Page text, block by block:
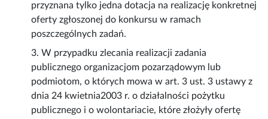
przyznana tylko jedna dotacja na realizację konkretnej
oferty zgłoszonej do konkursu w ramach
poszczególnych zadań.
3. W przypadku zlecania realizacji zadania
publicznego organizacjom pozarządowym lub
podmiotom, o których mowa w art. 3 ust. 3 ustawy z
dnia 24 kwietnia2003 r. o działalności pożytku
publicznego i o wolontariacie, które złożyły ofertę